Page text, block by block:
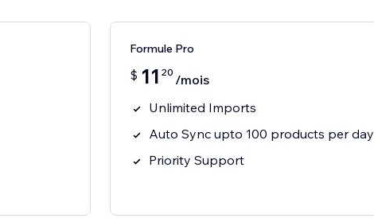
Formule Pro
$ 11 20 /mois
Unlimited Imports
Auto Sync upto 100 products per day
Priority Support